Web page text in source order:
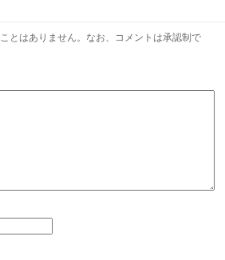
とはありません。なお、コメントは承認制で